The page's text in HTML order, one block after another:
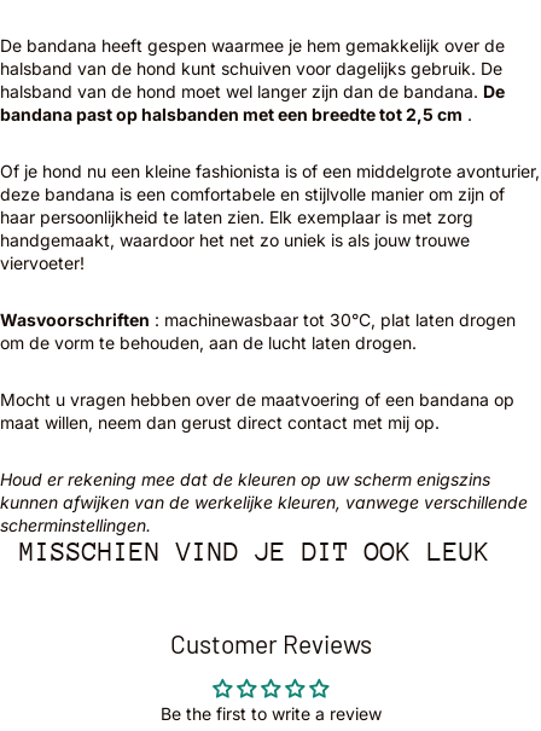
De bandana heeft gespen waarmee je hem gemakkelijk over de
halsband van de hond kunt schuiven voor dagelijks gebruik. De
halsband van de hond moet wel langer zijn dan de bandana. De
bandana past op halsbanden met een breedte tot 2,5 cm .
Of je hond nu een kleine fashionista is of een middelgrote avonturier,
deze bandana is een comfortabele en stijlvolle manier om zijn of
haar persoonlijkheid te laten zien. Elk exemplaar is met zorg
handgemaakt, waardoor het net zo uniek is als jouw trouwe
viervoeter!
Wasvoorschriften : machinewasbaar tot 30°C, plat laten drogen
om de vorm te behouden, aan de lucht laten drogen.
Mocht u vragen hebben over de maatvoering of een bandana op
maat willen, neem dan gerust direct contact met mij op.
Houd er rekening mee dat de kleuren op uw scherm enigszins
kunnen afwijken van de werkelijke kleuren, vanwege verschillende
scherminstellingen.
MISSCHIEN VIND JE DIT OOK LEUK
Customer Reviews
Be the first to write a review